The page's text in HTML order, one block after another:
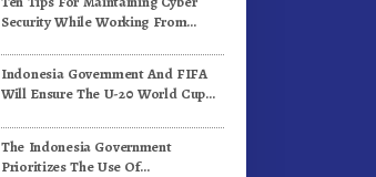
Security While Working From
Indonesia Government And FIFA
Will Ensure The U-20 World Cup
Standards
The Indonesia Government
Prioritizes The Use Of